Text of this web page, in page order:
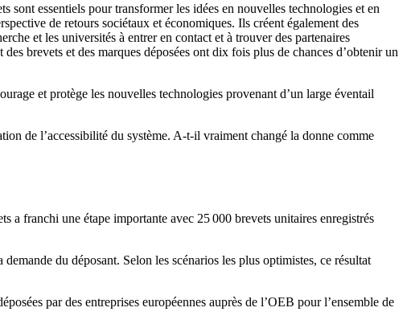
sont essentiels pour transformer les idées en nouvelles technologies et en
de retours sociétaux et économiques. Ils créent également des
et les universités à entrer en contact et à trouver des partenaires
brevets et des marques déposées ont dix fois plus de chances d’obtenir un
et protège les nouvelles technologies provenant d’un large éventail
de l’accessibilité du système. A-t-il vraiment changé la donne comme
a franchi une étape importante avec 25 000 brevets unitaires enregistrés
du déposant. Selon les scénarios les plus optimistes, ce résultat
par des entreprises européennes auprès de l’OEB pour l’ensemble de